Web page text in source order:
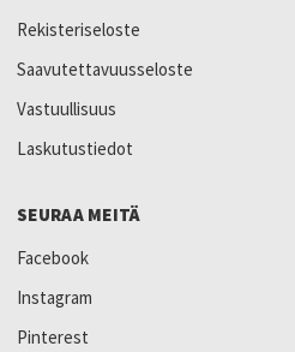
Rekisteriseloste
Saavutettavuusseloste
Vastuullisuus
Laskutustiedot
SEURAA MEITÄ
Facebook
Instagram
Pinterest